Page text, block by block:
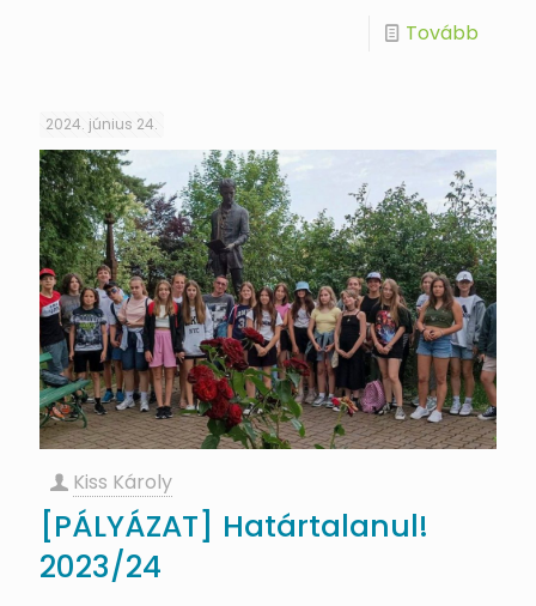
Tovább
2024. június 24.
Kiss Károly
[PÁLYÁZAT] Határtalanul!
2023/24